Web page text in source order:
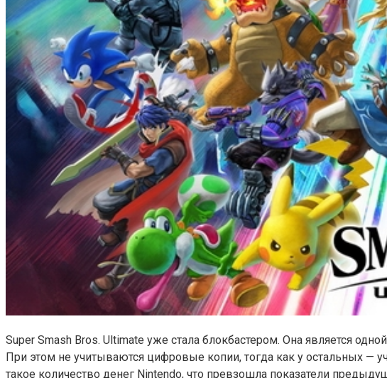
Super Smash Bros. Ultimate уже стала блокбастером. Она является
При этом не учитываются цифровые копии, тогда как у остальных —
такое количество денег Nintendo, что превзошла показатели